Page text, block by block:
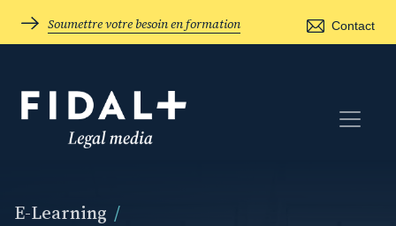
Soumettre votre besoin en formation Contact
E-Learning /